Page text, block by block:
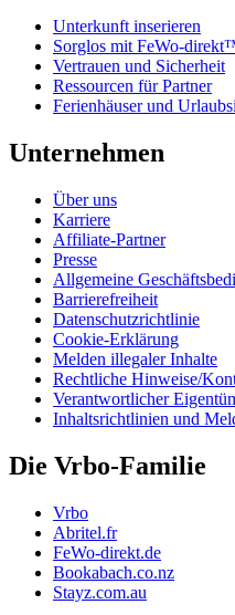
Unterkunft inserieren
Sorglos mit FeWo-
Vertrauen und Sicherheit
Ressourcen für Partner
Ferienhäuser und
Unternehmen
Über uns
Karriere
Affiliate-Partner
Presse
Allgemeine
Barrierefreiheit
Datenschutzrichtlinie
Cookie-Erklärung
Melden illegaler Inhalte
Rechtliche Hinweise/
Verantwortlicher
Inhaltsrichtlinien und
Die Vrbo-Familie
Vrbo
Abritel.fr
FeWo-direkt.de
Bookabach.co.nz
Stayz.com.au